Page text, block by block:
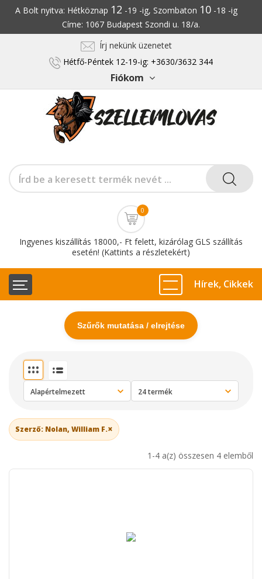
A Bolt nyitva: Hétköznap 12 -19 -ig, Szombaton 10 -18 -ig
Címe: 1067 Budapest Szondi u. 18/a.
Írj nekünk üzenetet
Hétfő-Péntek 12-19-ig: +3630/3632 344
Fiókom
0
Ingyenes kiszállítás 18000,- Ft felett, kizárólag GLS szállítás
esetén! (Kattints a részletekért)
Hírek, Cikkek
Szűrők mutatása / elrejtése
Szerző: Nolan, William F.×
1-4 a(z) összesen 4 elemből